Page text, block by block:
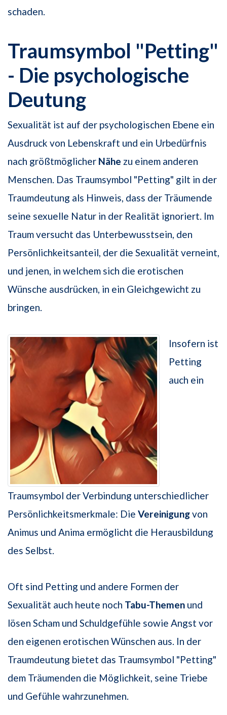
schaden.
Traumsymbol "Petting"
- Die psychologische
Deutung
Sexualität ist auf der psychologischen Ebene ein
Ausdruck von Lebenskraft und ein Urbedürfnis
nach größtmöglicher Nähe zu einem anderen
Menschen. Das Traumsymbol "Petting" gilt in der
Traumdeutung als Hinweis, dass der Träumende
seine sexuelle Natur in der Realität ignoriert. Im
Traum versucht das Unterbewusstsein, den
Persönlichkeitsanteil, der die Sexualität verneint,
und jenen, in welchem sich die erotischen
Wünsche ausdrücken, in ein Gleichgewicht zu
bringen.
Insofern ist
Petting
auch ein
Traumsymbol der Verbindung unterschiedlicher
Persönlichkeitsmerkmale: Die Vereinigungvon
Animus und Anima ermöglicht die Herausbildung
des Selbst.
Oft sind Petting und andere Formen der
Sexualität auch heute noch Tabu-Themen und
lösen Scham und Schuldgefühle sowie Angst vor
den eigenen erotischen Wünschen aus. In der
Traumdeutung bietet das Traumsymbol "Petting"
dem Träumenden die Möglichkeit, seine Triebe
und Gefühle wahrzunehmen.